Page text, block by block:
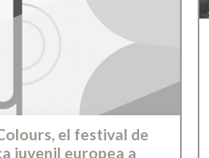
el festival de
juvenil europea a